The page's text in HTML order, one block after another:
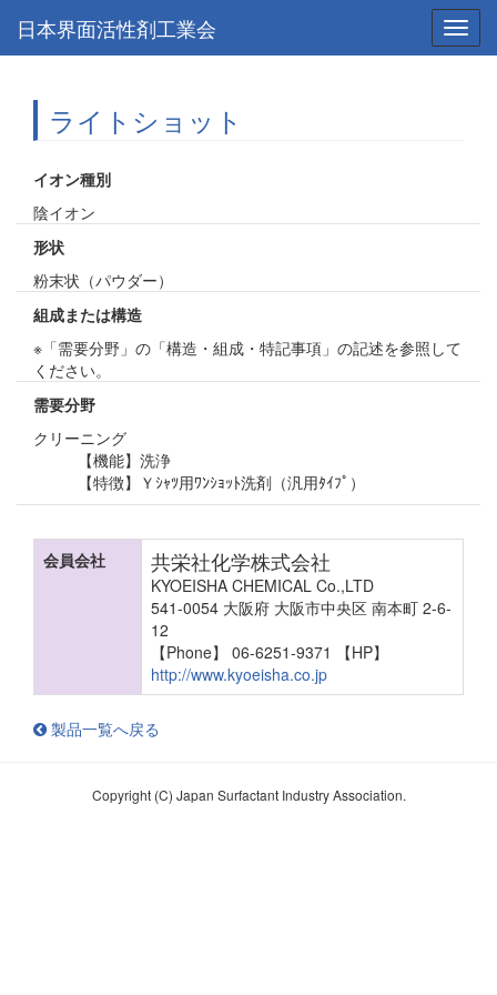
日本界面活性剤工業会
ライトショット
イオン種別
陰イオン
形状
粉末状（パウダー）
組成または構造
※「需要分野」の「構造・組成・特記事項」の記述を参照して
ください。
需要分野
クリーニング
【機能】洗浄
【特徴】Ｙｼｬﾂ用ﾜﾝｼｮｯﾄ洗剤（汎用ﾀｲﾌﾟ）
会員会社 共栄社化学株式会社
KYOEISHA CHEMICAL Co.,LTD
541-0054 大阪府 大阪市中央区 南本町 2-6-
12
【Phone】 06-6251-9371
【HP】
http://www.kyoeisha.co.jp
製品一覧へ戻る
Copyright (C) Japan Surfactant Industry Association.